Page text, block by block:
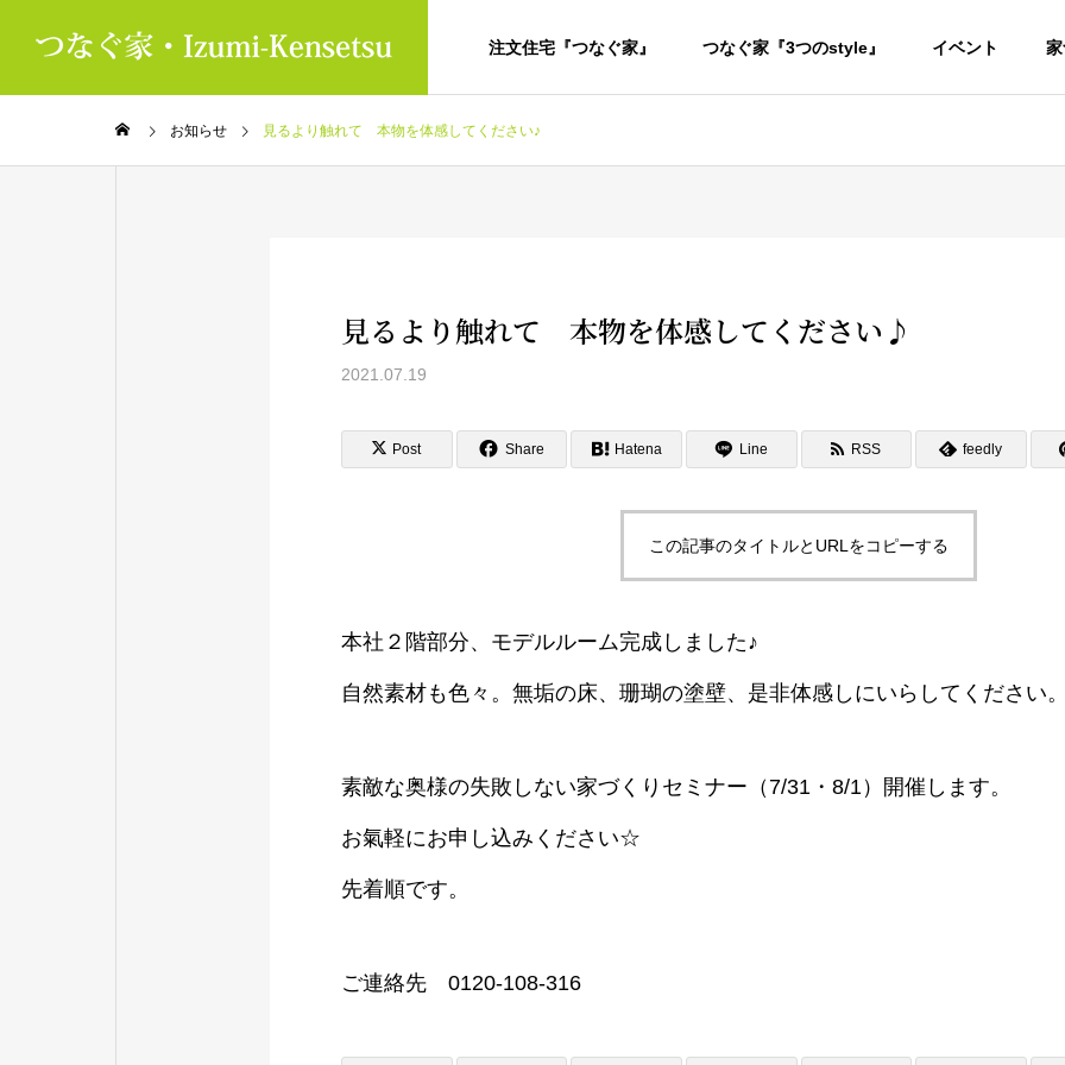
注文住宅『つなぐ家』 つなぐ家『3つのstyle』 イベント
お知らせ 見るより触れて 本物を体感してください♪
見るより触れて 本物を体感してください♪
2021.07.19
Post Share Hatena Line RSS feedly
この記事のタイトルとURLをコピーする
本社２階部分、モデルルーム完成しました♪
自然素材も色々。無垢の床、珊瑚の塗壁、是非体感しにいらしてください
素敵な奥様の失敗しない家づくりセミナー（7/31・8/1）開催します。
お氣軽にお申し込みください☆
先着順です。
ご連絡先 0120-108-316